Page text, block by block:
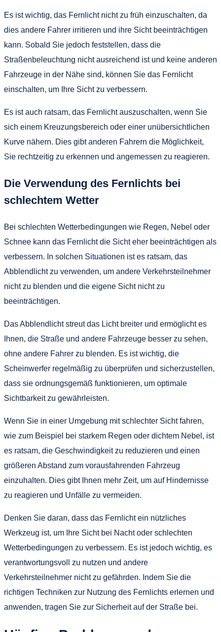
Es ist wichtig, das Fernlicht nicht zu früh einzuschalten, da
dies andere Fahrer irritieren und ihre Sicht beeinträchtigen
kann. Sobald Sie jedoch feststellen, dass die
Straßenbeleuchtung nicht ausreichend ist und keine anderen
Fahrzeuge in der Nähe sind, können Sie das Fernlicht
einschalten, um Ihre Sicht zu verbessern.
Es ist auch ratsam, das Fernlicht auszuschalten, wenn Sie
sich einem Kreuzungsbereich oder einer unübersichtlichen
Kurve nähern. Dies gibt anderen Fahrern die Möglichkeit,
Sie rechtzeitig zu erkennen und angemessen zu reagieren.
Die Verwendung des Fernlichts bei
schlechtem Wetter
Bei schlechten Wetterbedingungen wie Regen, Nebel oder
Schnee kann das Fernlicht die Sicht eher beeinträchtigen als
verbessern. In solchen Situationen ist es ratsam, das
Abblendlicht zu verwenden, um andere Verkehrsteilnehmer
nicht zu blenden und die eigene Sicht nicht zu
beeinträchtigen.
Das Abblendlicht streut das Licht breiter und ermöglicht es
Ihnen, die Straße und andere Fahrzeuge besser zu sehen,
ohne andere Fahrer zu blenden. Es ist wichtig, die
Scheinwerfer regelmäßig zu überprüfen und sicherzustellen,
dass sie ordnungsgemäß funktionieren, um optimale
Sichtbarkeit zu gewährleisten.
Wenn Sie in einer Umgebung mit schlechter Sicht fahren,
wie zum Beispiel bei starkem Regen oder dichtem Nebel, ist
es ratsam, die Geschwindigkeit zu reduzieren und einen
größeren Abstand zum vorausfahrenden Fahrzeug
einzuhalten. Dies gibt Ihnen mehr Zeit, um auf Hindernisse
zu reagieren und Unfälle zu vermeiden.
Denken Sie daran, dass das Fernlicht ein nützliches
Werkzeug ist, um Ihre Sicht bei Nacht oder schlechten
Wetterbedingungen zu verbessern. Es ist jedoch wichtig, es
verantwortungsvoll zu nutzen und andere
Verkehrsteilnehmer nicht zu gefährden. Indem Sie die
richtigen Techniken zur Nutzung des Fernlichts erlernen und
anwenden, tragen Sie zur Sicherheit auf der Straße bei.